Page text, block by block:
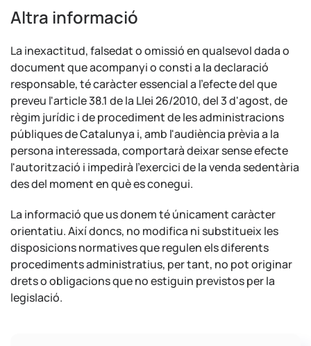
Altra informació
La inexactitud, falsedat o omissió en qualsevol dada o
document que acompanyi o consti a la declaració
responsable, té caràcter essencial a l'efecte del que
preveu l'article 38.1 de la Llei 26/2010, del 3 d'agost, de
règim jurídic i de procediment de les administracions
públiques de Catalunya i, amb l'audiència prèvia a la
persona interessada, comportarà deixar sense efecte
l'autorització i impedirà l'exercici de la venda sedentària
des del moment en què es conegui.
La informació que us donem té únicament caràcter
orientatiu. Així doncs, no modifica ni substitueix les
disposicions normatives que regulen els diferents
procediments administratius, per tant, no pot originar
drets o obligacions que no estiguin previstos per la
legislació.